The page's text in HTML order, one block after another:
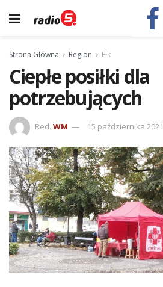
Strona Główna Region Ełk
Ciepłe posiłki dla
potrzebujących
Red. WM 15 października 2021